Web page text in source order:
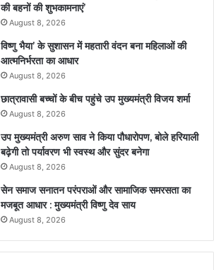
की बहनों की शुभकामनाएं’
August 8, 2026
विष्णु भैया’ के सुशासन में महतारी वंदन बना महिलाओं की
आत्मनिर्भरता का आधार
August 8, 2026
छात्रावासी बच्चों के बीच पहुंचे उप मुख्यमंत्री विजय शर्मा
August 8, 2026
उप मुख्यमंत्री अरुण साव ने किया पौधारोपण, बोले हरियाली
बढ़ेगी तो पर्यावरण भी स्वस्थ और सुंदर बनेगा
August 8, 2026
सेन समाज सनातन परंपराओं और सामाजिक समरसता का
मजबूत आधार : मुख्यमंत्री विष्णु देव साय
August 8, 2026